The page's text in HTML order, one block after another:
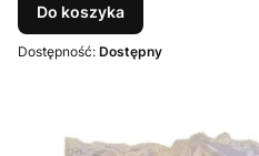
Do koszyka
Dostępność: Dostępny